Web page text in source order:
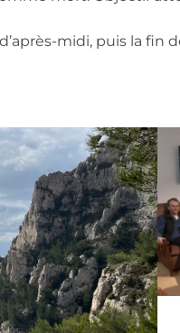
midi, puis la fin